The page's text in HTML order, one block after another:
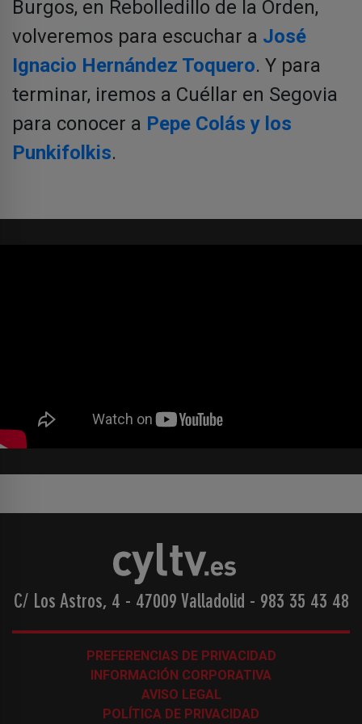
Burgos, en Rebolledillo de la Orden,
volveremos para escuchar a José
Ignacio Hernández Toquero. Y para
terminar, iremos a Cuéllar en Segovia
para conocer a Pepe Colás y los
Punkifolkis.
C/ Los Astros, 4 - 47009 Valladolid - 983 35 43 48
PREFERENCIAS DE PRIVACIDAD
INFORMACIÓN CORPORATIVA
AVISO LEGAL
POLÍTICA DE PRIVACIDAD